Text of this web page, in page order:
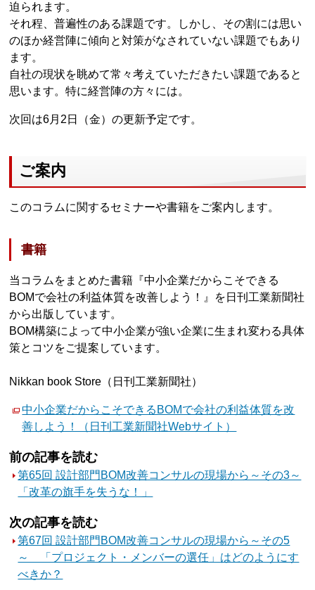
迫られます。
それ程、普遍性のある課題です。しかし、その割には思い
のほか経営陣に傾向と対策がなされていない課題でもあり
ます。
自社の現状を眺めて常々考えていただきたい課題であると
思います。特に経営陣の方々には。
次回は6月2日（金）の更新予定です。
ご案内
このコラムに関するセミナーや書籍をご案内します。
書籍
当コラムをまとめた書籍『中小企業だからこそできる
BOMで会社の利益体質を改善しよう！』を日刊工業新聞社
から出版しています。
BOM構築によって中小企業が強い企業に生まれ変わる具体
策とコツをご提案しています。
Nikkan book Store（日刊工業新聞社）
中小企業だからこそできるBOMで会社の利益体質を改
善しよう！（日刊工業新聞社Webサイト）
前の記事を読む
第65回 設計部門BOM改善コンサルの現場から～その3～
「改革の旗手を失うな！」
次の記事を読む
第67回 設計部門BOM改善コンサルの現場から～その5
～ 「プロジェクト・メンバーの選任」はどのようにす
べきか？